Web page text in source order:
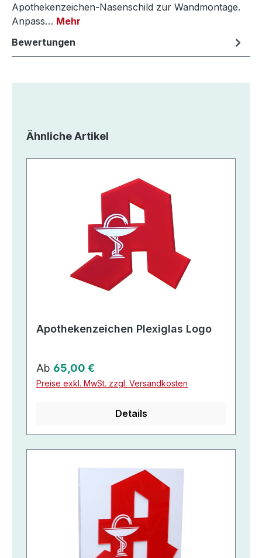
Apothekenzeichen-Nasenschild zur Wandmontage.
Anpass… Mehr
Bewertungen
Produktgalerie überspringen
Ähnliche Artikel
Apothekenzeichen Plexiglas Logo
Regulärer Preis:
Ab 65,00 €
Preise exkl. MwSt. zzgl. Versandkosten
Details